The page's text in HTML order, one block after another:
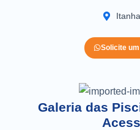
Solicite
Galeria das